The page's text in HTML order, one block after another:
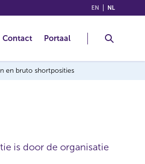
EN (ENGLISH)
NL
Contact Portaal
en bruto shortposities
is door de organisatie